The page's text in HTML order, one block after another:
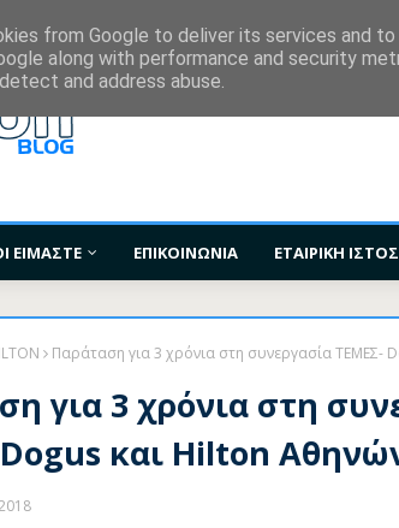
ΕΙΜΑΣΤΕ ΕΠΙΚΟΙΝΩΝΙΑ ΕΤΑΙΡΙΚΗ
Παράταση για 3 χρόνια στη συνεργασία ΤΕΜΕΣ-
για 3 χρόνια στη
και Hilton
from Google to deliver its services and
along with performance and security
and address abuse.